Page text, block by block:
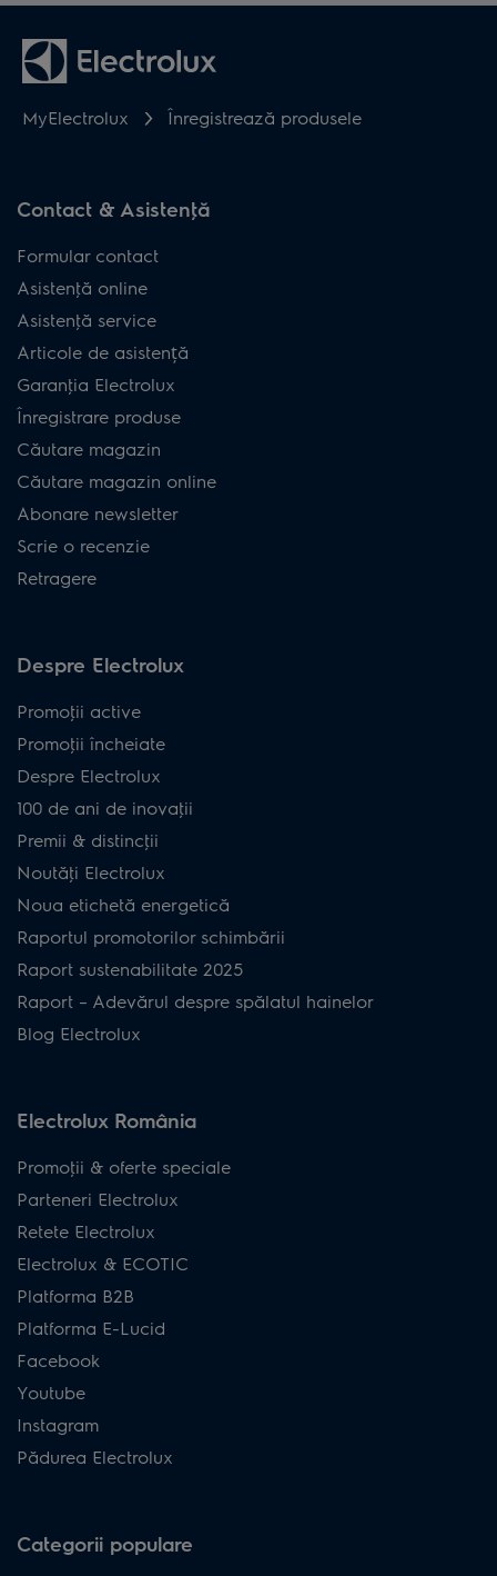
MyElectrolux Înregistrează produsele
Contact & Asistenţă
Formular contact
Asistenţă online
Asistenţă service
Articole de asistență
Garanţia Electrolux
Înregistrare produse
Căutare magazin
Căutare magazin online
Abonare newsletter
Scrie o recenzie
Retragere
Despre Electrolux
Promoţii active
Promoţii încheiate
Despre Electrolux
100 de ani de inovaţii
Premii & distincţii
Noutăţi Electrolux
Noua etichetă energetică
Raportul promotorilor schimbării
Raport sustenabilitate 2025
Raport – Adevărul despre spălatul hainelor
Blog Electrolux
Electrolux România
Promoţii & oferte speciale
Parteneri Electrolux
Retete Electrolux
Electrolux & ECOTIC
Platforma B2B
Platforma E-Lucid
Facebook
Youtube
Instagram
Pădurea Electrolux
Categorii populare